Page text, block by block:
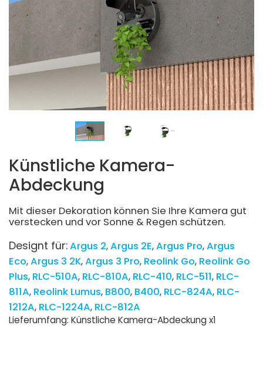
Künstliche Kamera-
Abdeckung
Mit dieser Dekoration können Sie Ihre Kamera gut
verstecken und vor Sonne & Regen schützen.
Designt für:Argus 2 Argus 2E Argus Pro Argus
Eco Argus 3 2K Argus 3 Pro Reolink Go Reolink Go
Plus RLC-510A RLC-810A RLC-410 RLC-511 RLC-
811A Reolink Lumus B800 B400 RLC-824A RLC-
1212A RLC-1224A RLC-812A
Lieferumfang: Künstliche Kamera-Abdeckung x1